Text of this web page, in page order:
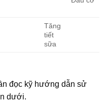
Tăng
tiết
sữa
đọc kỹ hướng dẫn sử
dưới.